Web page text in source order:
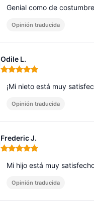
Genial como de costumbre
Opinión traducida
Odile L.
Nota: 5 de 5
¡Mi nieto está muy
Opinión traducida
Frederic J.
Nota: 5 de 5
Mi hijo está muy
Opinión traducida